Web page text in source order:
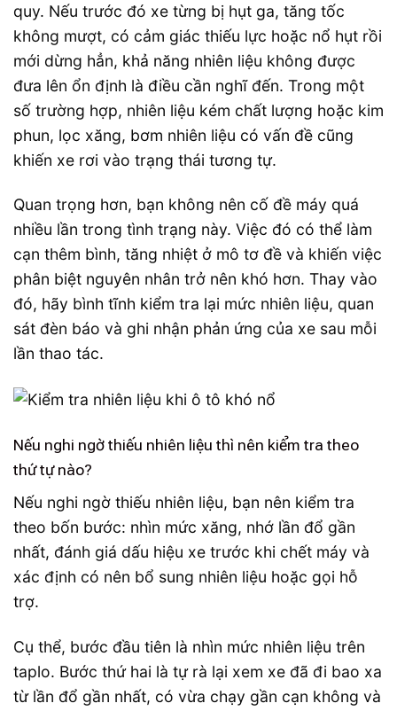
quy. Nếu trước đó xe từng bị hụt ga, tăng tốc
không mượt, có cảm giác thiếu lực hoặc nổ hụt rồi
mới dừng hẳn, khả năng nhiên liệu không được
đưa lên ổn định là điều cần nghĩ đến. Trong một
số trường hợp, nhiên liệu kém chất lượng hoặc kim
phun, lọc xăng, bơm nhiên liệu có vấn đề cũng
khiến xe rơi vào trạng thái tương tự.
Quan trọng hơn, bạn không nên cố đề máy quá
nhiều lần trong tình trạng này. Việc đó có thể làm
cạn thêm bình, tăng nhiệt ở mô tơ đề và khiến việc
phân biệt nguyên nhân trở nên khó hơn. Thay vào
đó, hãy bình tĩnh kiểm tra lại mức nhiên liệu, quan
sát đèn báo và ghi nhận phản ứng của xe sau mỗi
lần thao tác.
Nếu nghi ngờ thiếu nhiên liệu thì nên kiểm tra theo
thứ tự nào?
Nếu nghi ngờ thiếu nhiên liệu, bạn nên kiểm tra
theo bốn bước: nhìn mức xăng, nhớ lần đổ gần
nhất, đánh giá dấu hiệu xe trước khi chết máy và
xác định có nên bổ sung nhiên liệu hoặc gọi hỗ
trợ.
Cụ thể, bước đầu tiên là nhìn mức nhiên liệu trên
taplo. Bước thứ hai là tự rà lại xem xe đã đi bao xa
từ lần đổ gần nhất, có vừa chạy gần cạn không và